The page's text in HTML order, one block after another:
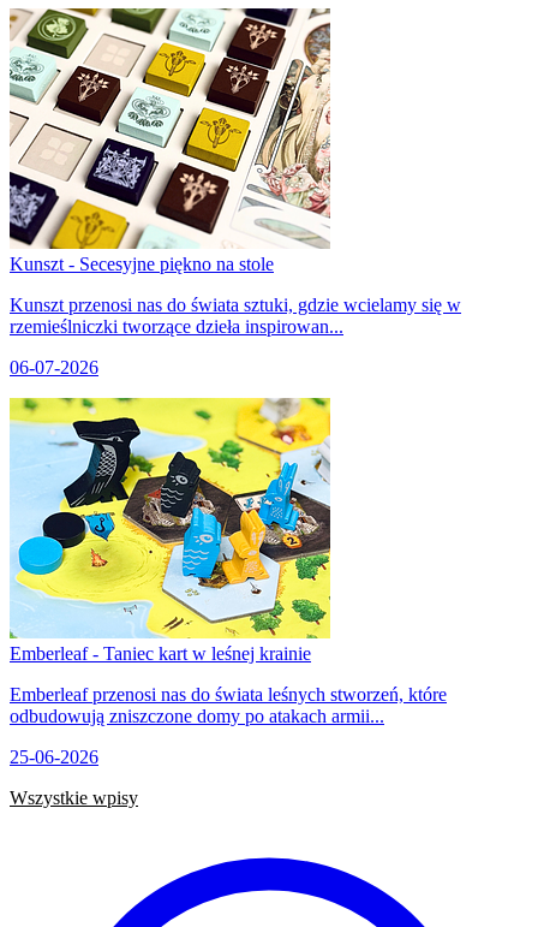
Kunszt - Secesyjne piękno na stole
Kunszt przenosi nas do świata sztuki, gdzie wcielamy się w
rzemieślniczki tworzące dzieła inspirowan...
06-07-2026
Emberleaf - Taniec kart w leśnej krainie
Emberleaf przenosi nas do świata leśnych stworzeń, które
odbudowują zniszczone domy po atakach armii...
25-06-2026
Wszystkie wpisy